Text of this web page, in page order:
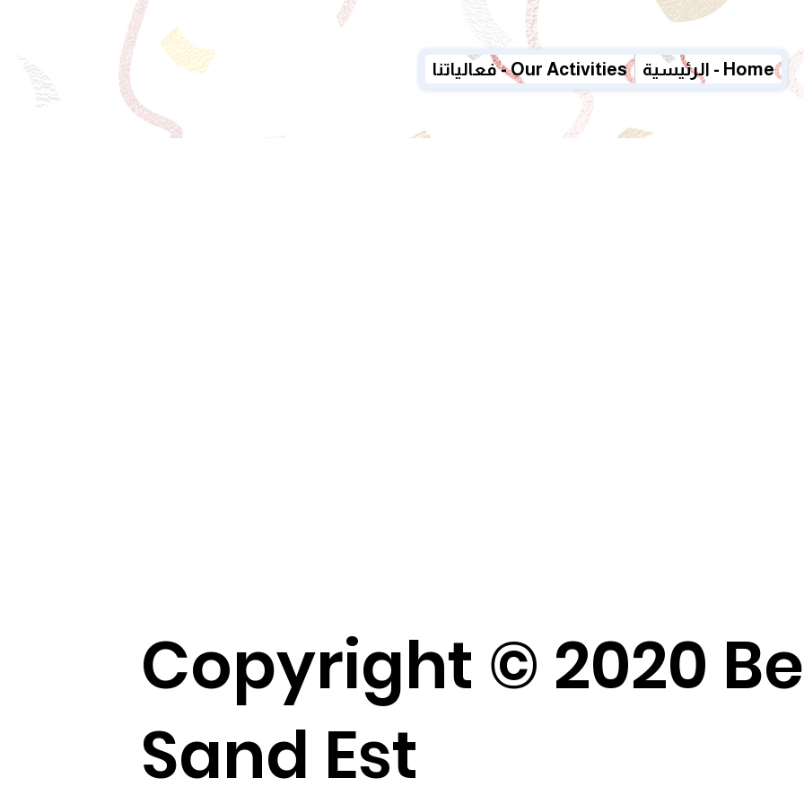
فعالياتنا - Our Activities الرئيسية - Home
Copyright © 2020
Sand Est